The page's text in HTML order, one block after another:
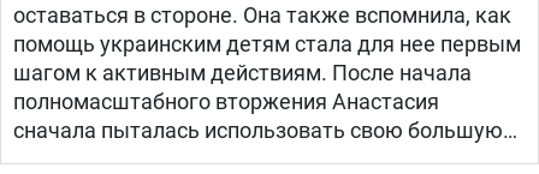
оставаться в стороне. Она также вспомнила, как
помощь украинским детям стала для нее первым
шагом к активным действиям. После начала
полномасштабного вторжения Анастасия
сначала пыталась использовать свою большую
русскоязычную аудиторию, чтобы объяснять